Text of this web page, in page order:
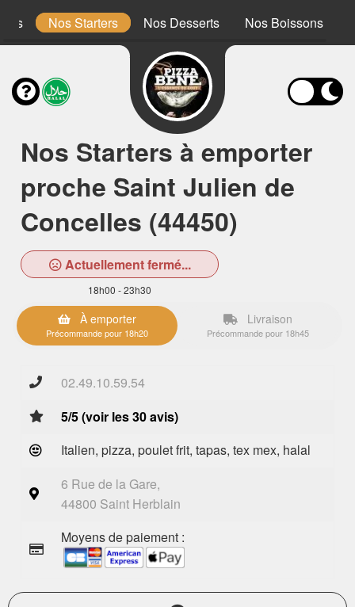
Nos Starters Nos Desserts Nos Boissons
Nos Starters à emporter
proche Saint Julien de
Concelles (44450)
Actuellement fermé...
18h00 - 23h30
À emporter
Précommande pour 18h20
Livraison
Précommande pour 18h45
02.49.10.59.54
5/5 (voir les 30 avis)
Italien, pizza, poulet frit, tapas, tex mex, halal
6 Rue de la Gare,
44800 Saint Herblain
Moyens de paiement :